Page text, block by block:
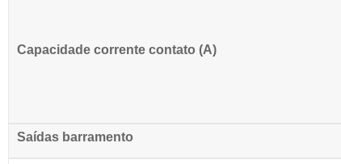
Capacidade corrente contato (A)
Saídas barramento